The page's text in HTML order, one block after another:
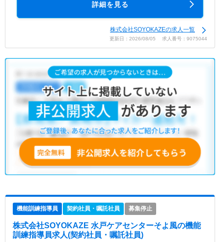
詳細を見る
株式会社SOYOKAZEの求人一覧
更新日：2026/08/05 求人番号：9075044
機能訓練指導員 契約社員・嘱託社員 募集停止
株式会社SOYOKAZE 水戸ケアセンターそよ風の機能
訓練指導員求人(契約社員・嘱託社員)